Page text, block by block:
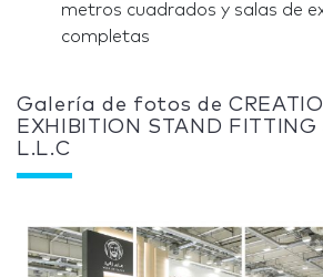
metros cuadrados y salas de
completas
Galería de fotos de
EXHIBITION STAND FITTING
L.L.C